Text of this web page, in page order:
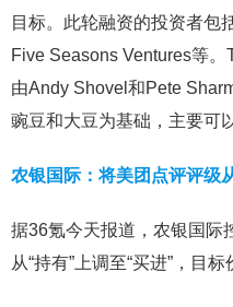
目标。此轮融资的投资者包
Five Seasons Ventures等
由Andy Shovel和Pete
豌豆和大豆为基础，主要可
农银国际：将美团点评评级
据36氪今天报道，农银国际
从“持有”上调至“买进”，目标